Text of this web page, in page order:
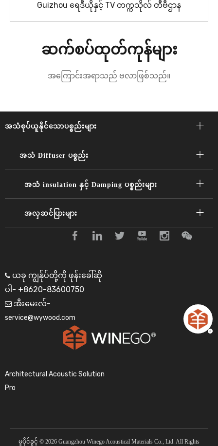
Guizhou ရေဒီယိုနှင့် TV တက္ကသိုလ် တီဗီဌာန
ဆက်စပ်ထုတ်ကုန်များ
အကြောင်းအရာသည် ဗလာဖြစ်သည်။
အသံစုပ်ယူနိုင်သောပစ္စည်းများ
အသံ Diffuser ပစ္စည်း
အသံ insulation နှင့် Damping ပစ္စည်းများ
အလှဆင်ပြားများ
 ယခု ကျွန်ုပ်တို့ကို ဖုန်းခေါ်ဆို
ပါ- +8620-83600750
 အီးမေးလ်-
service@wywood.com
Architectural Acoustic Solution
Pro
မူပိုင်ခွင့် © 2026 Guangzhou Winego Acoustical Materials Co., Ltd. All Rights